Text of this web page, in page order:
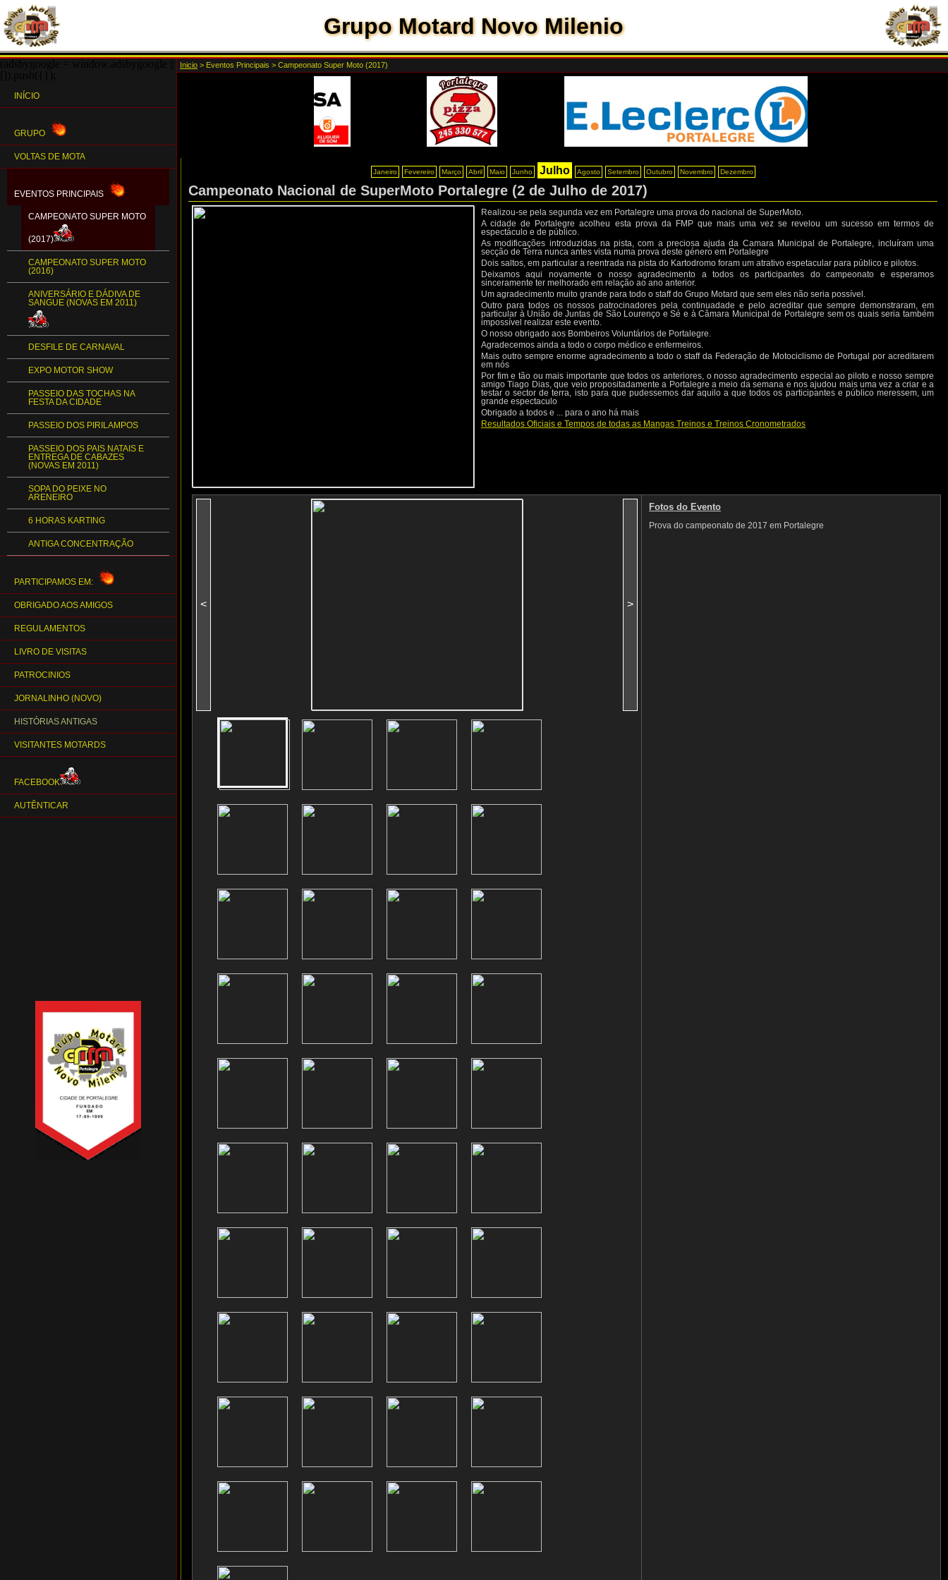
Grupo Motard Novo Milenio
INÍCIO
GRUPO
VOLTAS DE MOTA
EVENTOS PRINCIPAIS
CAMPEONATO SUPER MOTO
(2017)
CAMPEONATO SUPER MOTO
(2016)
ANIVERSÁRIO E DÁDIVA DE
SANGUE (NOVAS EM 2011)
DESFILE DE CARNAVAL
EXPO MOTOR SHOW
PASSEIO DAS TOCHAS NA
FESTA DA CIDADE
PASSEIO DOS PIRILAMPOS
PASSEIO DOS PAIS NATAIS E
ENTREGA DE CABAZES
(NOVAS EM 2011)
SOPA DO PEIXE NO
ARENEIRO
6 HORAS KARTING
ANTIGA CONCENTRAÇÃO
PARTICIPAMOS EM:
OBRIGADO AOS AMIGOS
REGULAMENTOS
LIVRO DE VISITAS
PATROCINIOS
JORNALINHO (NOVO)
HISTÓRIAS ANTIGAS
VISITANTES MOTARDS
FACEBOOK
AUTÊNTICAR
Inicio > Eventos Principais > Campeonato Super Moto (2017)
Janeiro Fevereiro Março Abril Maio Junho Julho Agosto Setembro Outubro Novembro Dezembro
Campeonato Nacional de SuperMoto Portalegre (2 de Julho de 2017)
Realizou-se pela segunda vez em Portalegre uma prova do nacional de SuperMoto.
A cidade de Portalegre acolheu esta prova da FMP que mais uma vez se revelou um sucesso em termos de
espectáculo e de público.
As modificações introduzidas na pista, com a preciosa ajuda da Camara Municipal de Portalegre, incluíram uma
secção de Terra nunca antes vista numa prova deste género em Portalegre
Dois saltos, em particular a reentrada na pista do Kartodromo foram um atrativo espetacular para público e pilotos.
Deixamos aqui novamente o nosso agradecimento a todos os participantes do campeonato e esperamos
sinceramente ter melhorado em relação ao ano anterior.
Um agradecimento muito grande para todo o staff do Grupo Motard que sem eles não seria possível.
Outro para todos os nossos patrocinadores pela continuadade e pelo acreditar que sempre demonstraram, em
particular à União de Juntas de São Lourenço e Sé e à Câmara Municipal de Portalegre sem os quais seria também
impossível realizar este evento.
O nosso obrigado aos Bombeiros Voluntários de Portalegre.
Agradecemos ainda a todo o corpo médico e enfermeiros.
Mais outro sempre enorme agradecimento a todo o staff da Federação de Motociclismo de Portugal por acreditarem
em nós
Por fim e tão ou mais importante que todos os anteriores, o nosso agradecimento especial ao piloto e nosso sempre
amigo Tiago Dias, que veio propositadamente a Portalegre a meio da semana e nos ajudou mais uma vez a criar e a
testar o sector de terra, isto para que pudessemos dar aquilo a que todos os participantes e público meressem, um
grande espectaculo
Obrigado a todos e ... para o ano há mais
Resultados Oficiais e Tempos de todas as Mangas Treinos e Treinos Cronometrados
< >
Fotos do Evento
Prova do campeonato de 2017 em Portalegre